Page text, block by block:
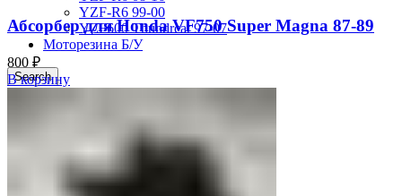
YZF-R6 99-00
YZF600 Thundrcat 97-07
Моторезина Б/У
Search
0₽
Абсорбер для Honda VF750 Super Magna 87-89
800 ₽
В корзину